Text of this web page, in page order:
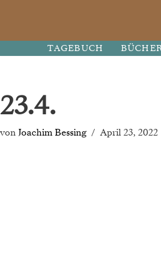
TAGEBUCH
23.4.
vonJoachim Bessing April 23, 2022